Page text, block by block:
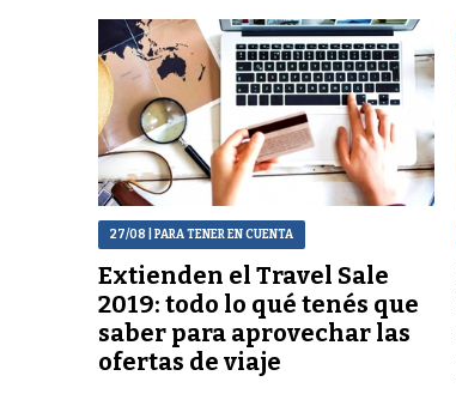
27/08 | PARA TENER EN CUENTA
Extienden el Travel Sale
2019: todo lo qué tenés que
saber para aprovechar las
ofertas de viaje